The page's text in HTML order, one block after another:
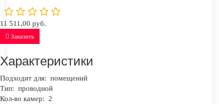
11 511,00 руб.
Заказать
Характеристики
Подходит для: помещений
Тип: проводной
Кол-во камер:
2